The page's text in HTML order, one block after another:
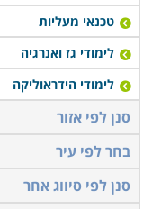
טכנאי מעליות
לימודי גז ואנרגיה
לימודי הידראוליקה
סנן לפי אזור
בחר לפי עיר
סנן לפי סיווג אחר